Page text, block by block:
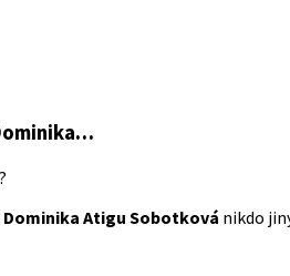
?
Dominika Atigu Sobotková nikdo